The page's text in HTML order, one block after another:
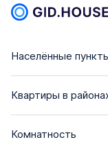
Населённые
Квартиры в
Комнатность